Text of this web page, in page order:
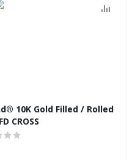
10K Gold Filled / Rolled
CROSS